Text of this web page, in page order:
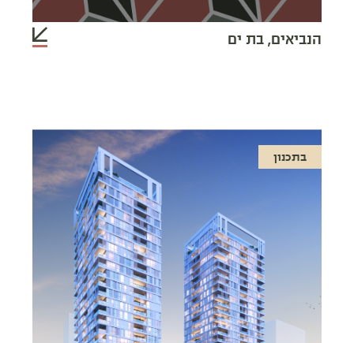
הנביאים, בת ים
בתכנון